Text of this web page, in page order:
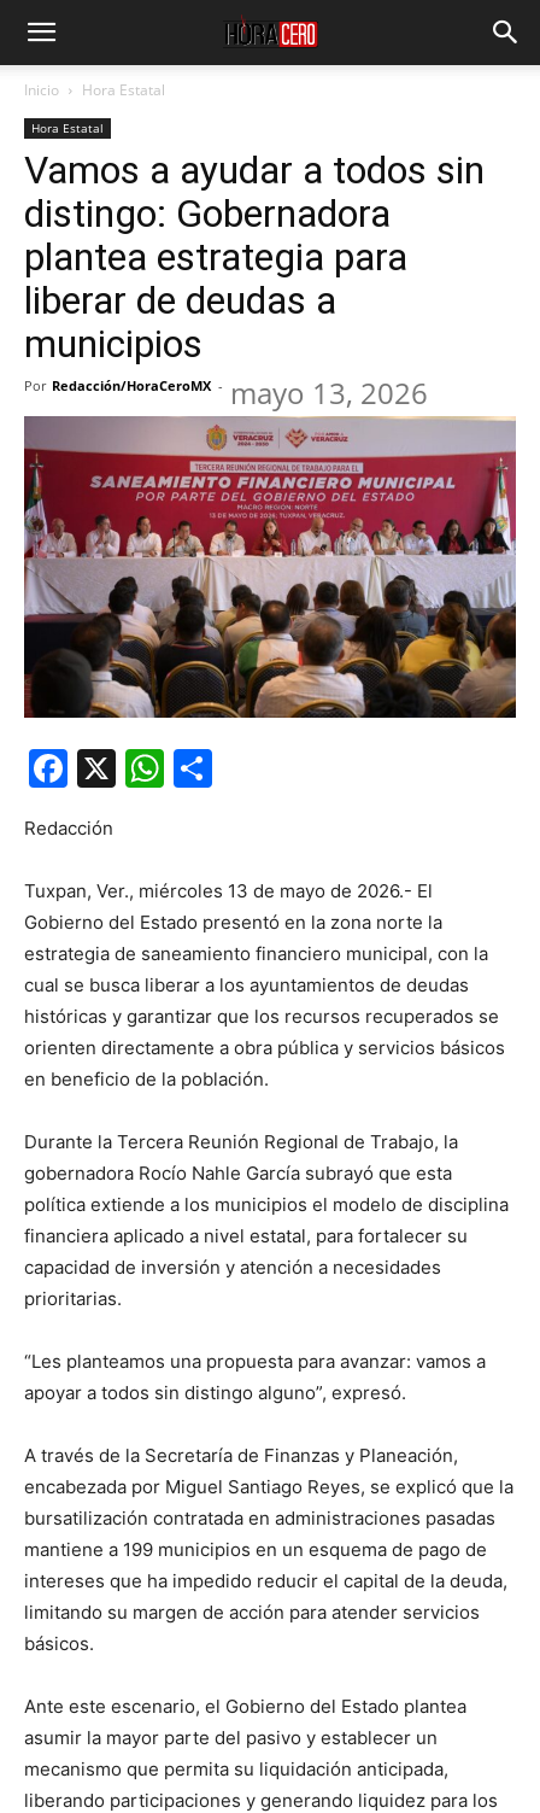
Inicio Hora Estatal
Hora Estatal
Vamos a ayudar a todos sin
distingo: Gobernadora
plantea estrategia para
liberar de deudas a
municipios
Por Redacción/HoraCeroMX - mayo 13, 2026
Facebook
X WhatsApp
Redacción
Tuxpan, Ver., miércoles 13 de mayo de 2026.- El
Gobierno del Estado presentó en la zona norte la
estrategia de saneamiento financiero municipal, con la
cual se busca liberar a los ayuntamientos de deudas
históricas y garantizar que los recursos recuperados se
orienten directamente a obra pública y servicios básicos
en beneficio de la población.
Durante la Tercera Reunión Regional de Trabajo, la
gobernadora Rocío Nahle García subrayó que esta
política extiende a los municipios el modelo de disciplina
financiera aplicado a nivel estatal, para fortalecer su
capacidad de inversión y atención a necesidades
prioritarias.
“Les planteamos una propuesta para avanzar: vamos a
apoyar a todos sin distingo alguno”, expresó.
A través de la Secretaría de Finanzas y Planeación,
encabezada por Miguel Santiago Reyes, se explicó que la
bursatilización contratada en administraciones pasadas
mantiene a 199 municipios en un esquema de pago de
intereses que ha impedido reducir el capital de la deuda,
limitando su margen de acción para atender servicios
básicos.
Ante este escenario, el Gobierno del Estado plantea
asumir la mayor parte del pasivo y establecer un
mecanismo que permita su liquidación anticipada,
liberando participaciones y generando liquidez para los